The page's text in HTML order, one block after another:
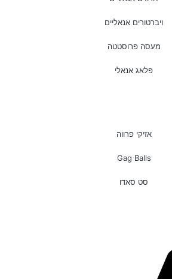
ויברטורים אנאליים
מעסה פרוסטטה
פלאג אנאלי
אזיקי פרווה
Gag Balls
סט סאדו